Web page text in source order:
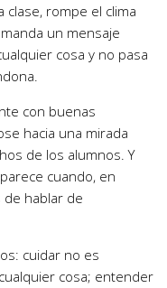
rompe el clima
un mensaje
cosa y no pasa
con buenas
hacia una mirada
de los alumnos. Y
cuando, en
hablar de
cuidar no es
cosa; entender